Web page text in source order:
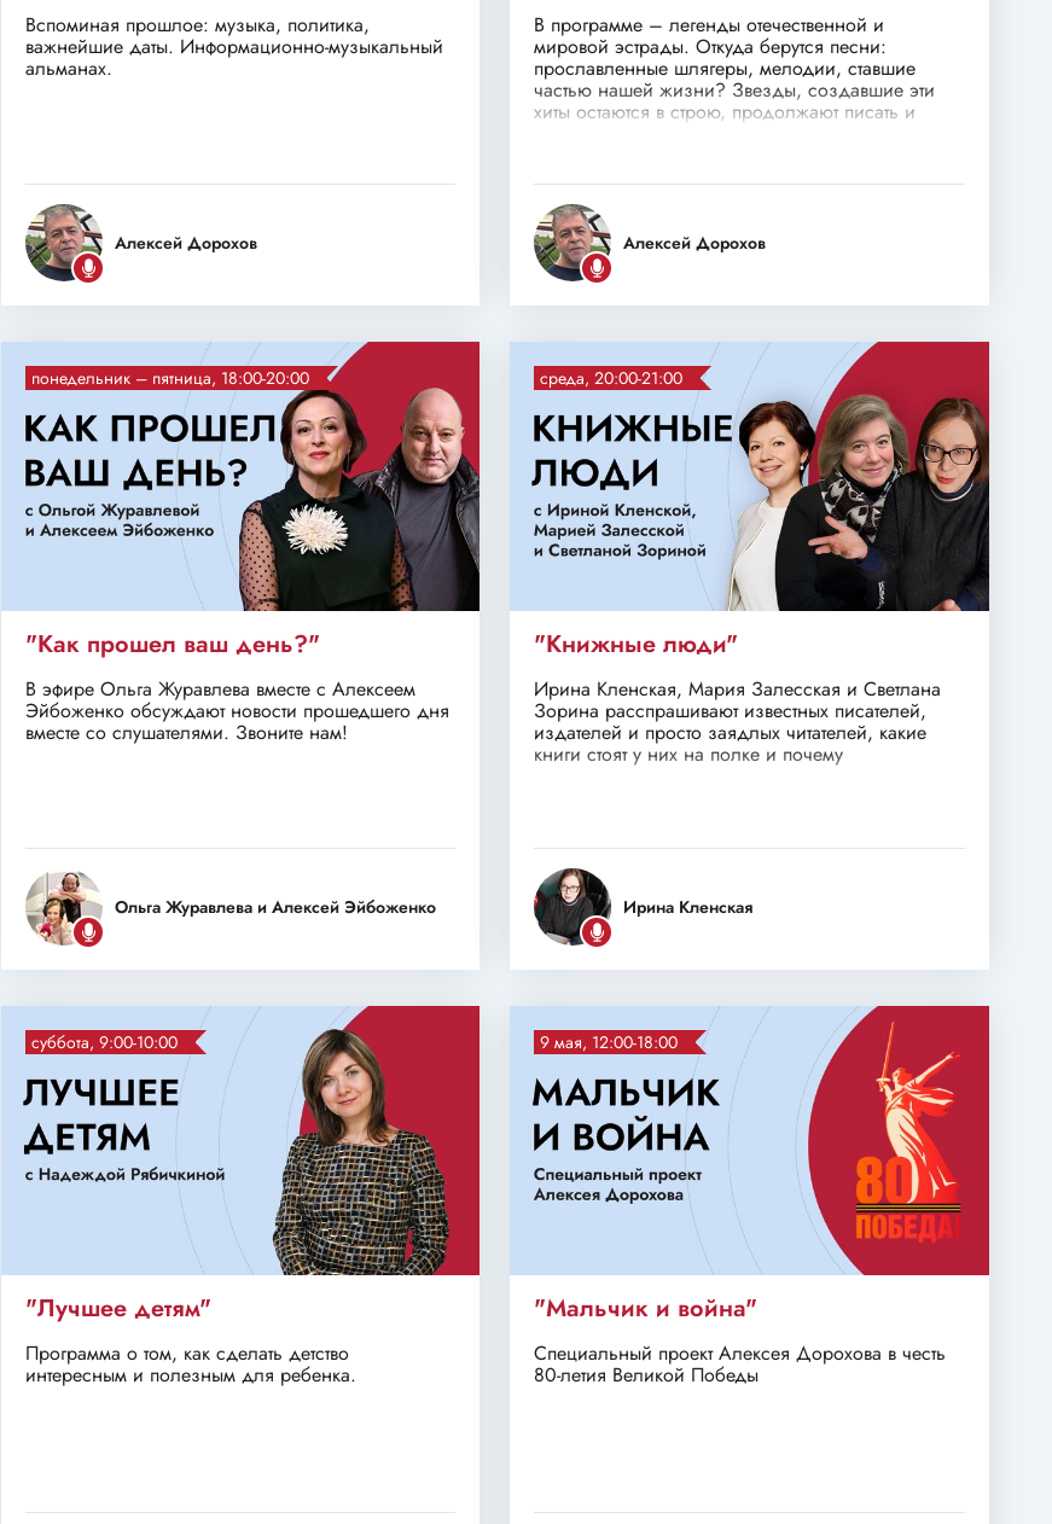
Вспоминая прошлое: музыка, политика,
важнейшие даты. Информационно-музыкальный
альманах.
Алексей Дорохов
В программе – легенды отечественной и
мировой эстрады. Откуда берутся песни:
прославленные шлягеры, мелодии, ставшие
частью нашей жизни? Звезды, создавшие эти
хиты остаются в строю, продолжают писать и
Алексей Дорохов
"Как прошел ваш день?"
понедельник – пятница, 18:00-20:00
В эфире Ольга Журавлева вместе с Алексеем
Эйбоженко обсуждают новости прошедшего дня
вместе со слушателями. Звоните нам!
Ольга Журавлева и Алексей Эйбоженко
"Книжные люди"
среда, 20:00-21:00
Ирина Кленская, Мария Залесская и Светлана
Зорина расспрашивают известных писателей,
издателей и просто заядлых читателей, какие
книги стоят у них на полке и почему
Ирина Кленская
"Лучшее детям"
суббота, 9:00-10:00
Программа о том, как сделать детство
интересным и полезным для ребенка.
"Мальчик и война"
9 мая, 12:00-18:00
Специальный проект Алексея Дорохова в честь
80-летия Великой Победы